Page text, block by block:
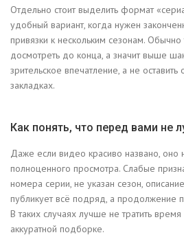
Отдельно стоит выделить формат
удобный вариант, когда нужен
привязки к нескольким сезонам. Обычно
досмотреть до конца, а значит выше
зрительское впечатление, а не
закладках.
Как понять, что перед вами не
Даже если видео красиво названо, оно
полноценного просмотра. Слабые
номера серии, не указан сезон,
публикует всё подряд, а продолжение
В таких случаях лучше не тратить
аккуратной подборке.